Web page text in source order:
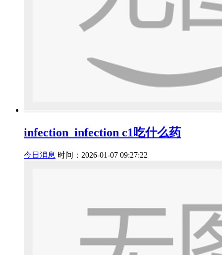
infection_infection c1吃什么药
今日消息 时间：2026-01-07 09:27:22